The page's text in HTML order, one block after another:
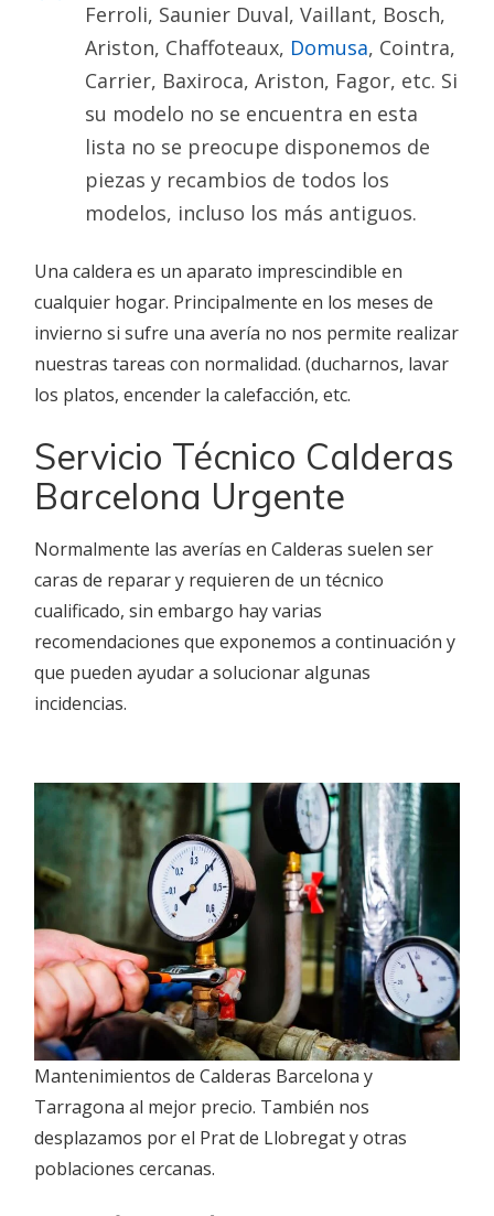
Ferroli, Saunier Duval, Vaillant, Bosch,
Ariston, Chaffoteaux, Domusa, Cointra,
Carrier, Baxiroca, Ariston, Fagor, etc. Si
su modelo no se encuentra en esta
lista no se preocupe disponemos de
piezas y recambios de todos los
modelos, incluso los más antiguos.
Una caldera es un aparato imprescindible en
cualquier hogar. Principalmente en los meses de
invierno si sufre una avería no nos permite realizar
nuestras tareas con normalidad. (ducharnos, lavar
los platos, encender la calefacción, etc.
Servicio Técnico Calderas
Barcelona Urgente
Normalmente las averías en Calderas suelen ser
caras de reparar y requieren de un técnico
cualificado, sin embargo hay varias
recomendaciones que exponemos a continuación y
que pueden ayudar a solucionar algunas
incidencias.
Mantenimientos de Calderas Barcelona y
Tarragona al mejor precio. También nos
desplazamos por el Prat de Llobregat y otras
poblaciones cercanas.